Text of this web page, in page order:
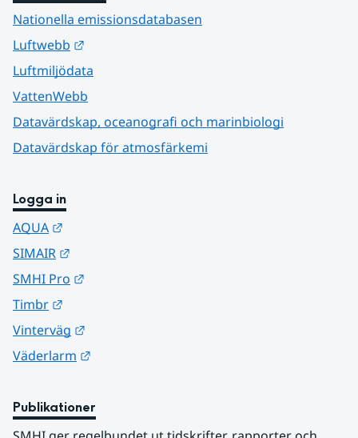
Nationella emissionsdatabasen
Luftwebb
Luftmiljödata
VattenWebb
Datavärdskap, oceanografi och marinbiologi
Datavärdskap för atmosfärkemi
Logga in
AQUA
SIMAIR
SMHI Pro
Timbr
Vinterväg
Väderlarm
Publikationer